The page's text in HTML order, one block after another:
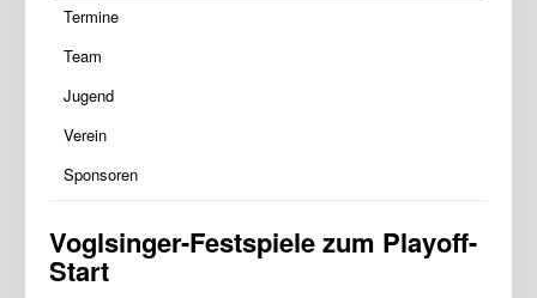
Termine
Team
Jugend
Verein
Sponsoren
Voglsinger-Festspiele zum Playoff-
Start